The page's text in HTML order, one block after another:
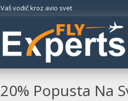
Vaš vodič kroz avio svet
20% Popusta Na